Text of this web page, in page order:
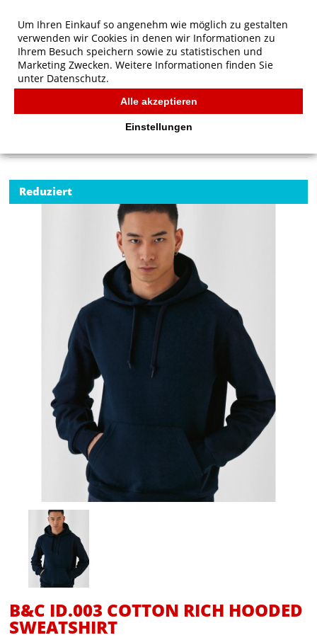
B&C ID.003 Cotton Rich Hooded Sweatshirt
Reduziert
B&C ID.003 COTTON RICH HOODED
SWEATSHIRT
Um Ihren Einkauf so angenehm wie möglich zu gestalten
verwenden wir Cookies in denen wir Informationen zu
Ihrem Besuch speichern sowie zu statistischen und
Marketing Zwecken. Weitere Informationen finden Sie
unter Datenschutz.
Alle akzeptieren
Einstellungen